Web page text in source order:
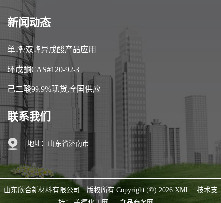
新闻动态
单峰/双峰异戊酸产品应用
环戊酮CAS#120-92-3
己二酸99.9%现货,全国供应
联系我们
地址：山东省济南市
山东欣合新材料有限公司 版权所有 Copyright (©) 2026XML
技术支